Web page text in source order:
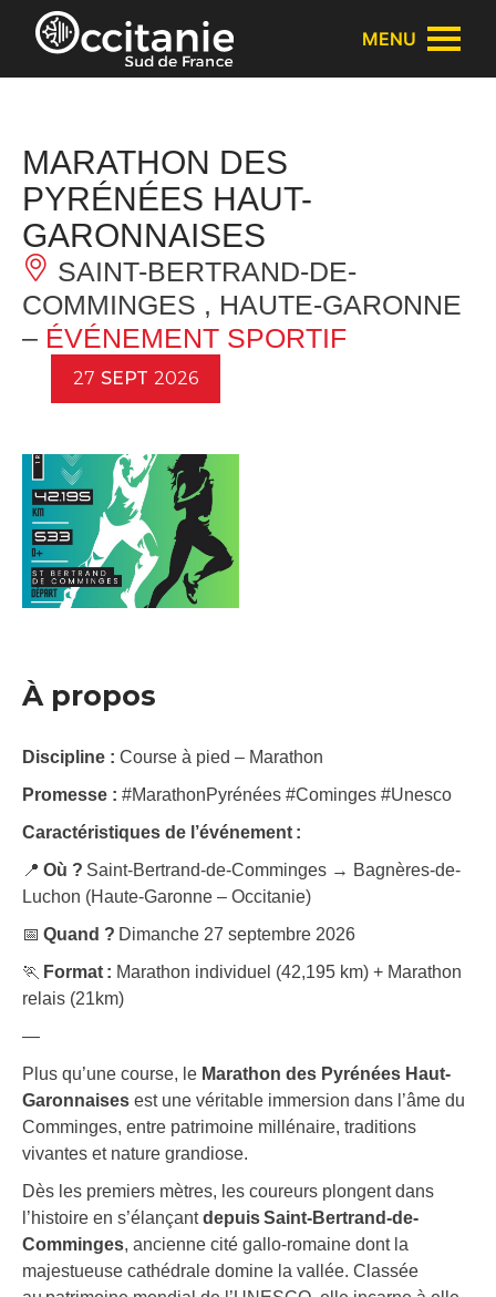
Panneau de gestion des cookies
MENU
MARATHON DES
PYRÉNÉES HAUT-
GARONNAISES
SAINT-BERTRAND-DE-
COMMINGES , HAUTE-GARONNE
– ÉVÉNEMENT SPORTIF
27 SEPT 2026
À propos
Discipline : Course à pied – Marathon
Promesse : #MarathonPyrénées #Cominges #Unesco
Caractéristiques de l’événement :
📍 Où ? Saint-Bertrand-de-Comminges → Bagnères-de-
Luchon (Haute-Garonne – Occitanie)
📅 Quand ? Dimanche 27 septembre 2026
🏃 Format : Marathon individuel (42,195 km) + Marathon
relais (21km)
—
Plus qu’une course, le Marathon des Pyrénées Haut-
Garonnaises est une véritable immersion dans l’âme du
Comminges, entre patrimoine millénaire, traditions
vivantes et nature grandiose.
Dès les premiers mètres, les coureurs plongent dans
l’histoire en s’élançantdepuis Saint-Bertrand-de-
Comminges, ancienne cité gallo-romaine dont la
majestueuse cathédrale domine la vallée. Classée